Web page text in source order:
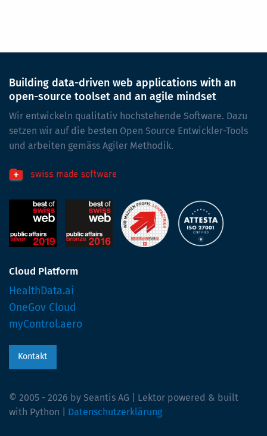
Building data-driven web applications with an
open-source toolset and an agile mindset
Wir entwickeln qualitativ hochstehende Software. Dazu
setzen wir auf die besten Open Source Entwickler-Tools
und arbeiten gemäss Agiler Methodik.
Cloud Platform
HealthData.ai
OneGov Cloud
myControl.aero
Kontakt
© 2005 - 2026 by Seantis AG | Lektor powered & built
with Python | Datenschutzerklärung